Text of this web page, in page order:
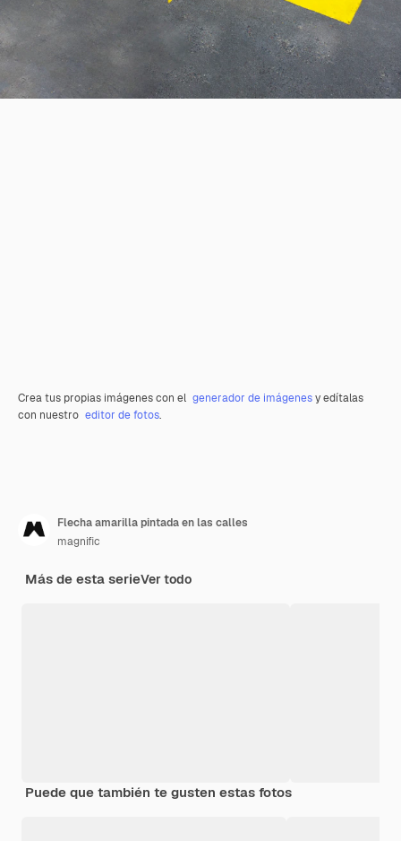
Crea tus propias imágenes con el generador de imágenesy edítalas
con nuestro editor de fotos.
Flecha amarilla pintada en las calles
magnific
Más de esta serieVer todo
Puede que también te gusten estas fotos